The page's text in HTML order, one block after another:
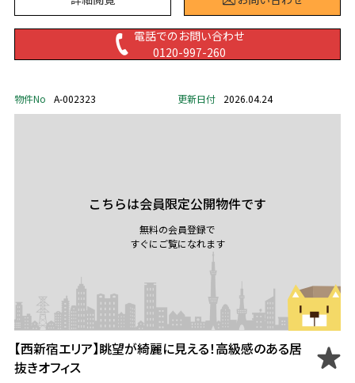
電話でのお問い合わせ
0120-997-260
物件No A-002323 更新日付 2026.04.24
こちらは会員限定公開物件です
無料の会員登録で
すぐにご覧になれます
【西新宿エリア】眺望が綺麗に見える！高級感のある居
抜きオフィス